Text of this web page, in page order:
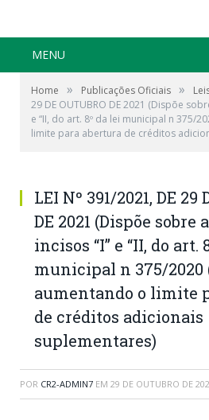
MENU
Home » Publicações Oficiais »
29 DE OUTUBRO DE 2021 (Dispõe
e “II, do art. 8º da lei municipal n 375/
limite para abertura de créditos
LEI Nº 391/2021, DE 29
DE 2021 (Dispõe sobre
incisos “I” e “II, do art.
municipal n 375/2020
aumentando o limite
de créditos adicionais
suplementares)
POR CR2-ADMIN7 EM 29 DE OUTUBRO DE